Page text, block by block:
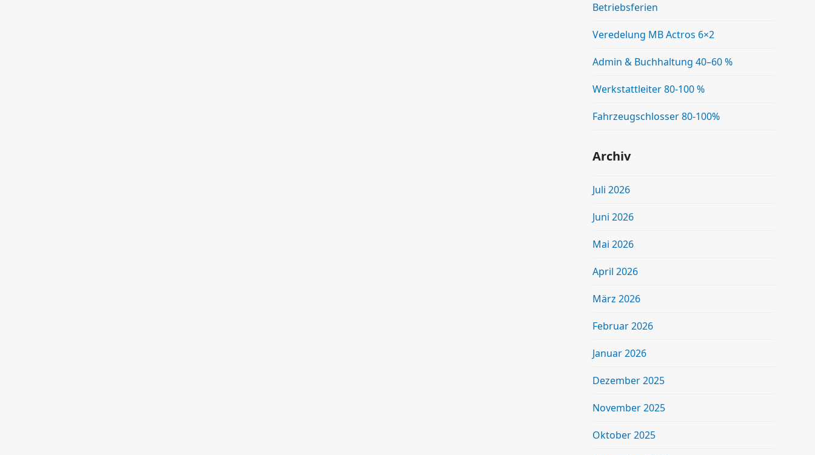
Betriebsferien
Veredelung MB Actros 6×2
Admin & Buchhaltung 40–60 %
Werkstattleiter 80-100 %
Fahrzeugschlosser 80-100%
Archiv
Juli 2026
Juni 2026
Mai 2026
April 2026
März 2026
Februar 2026
Januar 2026
Dezember 2025
November 2025
Oktober 2025